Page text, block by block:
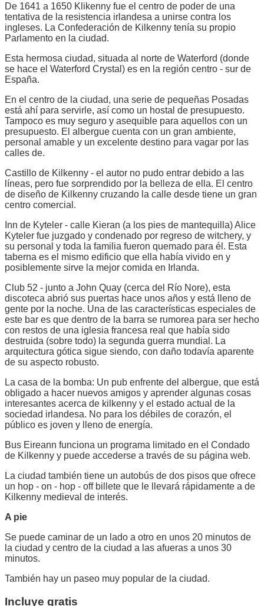
De 1641 a 1650 Klikenny fue el centro de poder de una
tentativa de la resistencia irlandesa a unirse contra los
ingleses. La Confederación de Kilkenny tenía su propio
Parlamento en la ciudad.
Esta hermosa ciudad, situada al norte de Waterford (donde
se hace el Waterford Crystal) es en la región centro - sur de
España.
En el centro de la ciudad, una serie de pequeñas Posadas
está ahí para servirle, así como un hostal de presupuesto.
Tampoco es muy seguro y asequible para aquellos con un
presupuesto. El albergue cuenta con un gran ambiente,
personal amable y un excelente destino para vagar por las
calles de.
Castillo de Kilkenny - el autor no pudo entrar debido a las
líneas, pero fue sorprendido por la belleza de ella. El centro
de diseño de Kilkenny cruzando la calle desde tiene un gran
centro comercial.
Inn de Kyteler - calle Kieran (a los pies de mantequilla) Alice
Kyteler fue juzgado y condenado por regreso de witchery, y
su personal y toda la familia fueron quemado para él. Esta
taberna es el mismo edificio que ella había vivido en y
posiblemente sirve la mejor comida en Irlanda.
Club 52 - junto a John Quay (cerca del Río Nore), esta
discoteca abrió sus puertas hace unos años y está lleno de
gente por la noche. Una de las características especiales de
este bar es que dentro de la barra se rumorea para ser hecho
con restos de una iglesia francesa real que había sido
destruida (sobre todo) la segunda guerra mundial. La
arquitectura gótica sigue siendo, con daño todavía aparente
de su aspecto robusto.
La casa de la bomba: Un pub enfrente del albergue, que está
obligado a hacer nuevos amigos y aprender algunas cosas
interesantes acerca de kilkenny y el estado actual de la
sociedad irlandesa. No para los débiles de corazón, el
público es joven y lleno de energía.
Bus Eireann funciona un programa limitado en el Condado
de Kilkenny y puede accederse a través de su página web.
La ciudad también tiene un autobús de dos pisos que ofrece
un hop - on - hop - off billete que le llevará rápidamente a de
Kilkenny medieval de interés.
A pie
Se puede caminar de un lado a otro en unos 20 minutos de
la ciudad y centro de la ciudad a las afueras a unos 30
minutos.
También hay un paseo muy popular de la ciudad.
Incluye gratis